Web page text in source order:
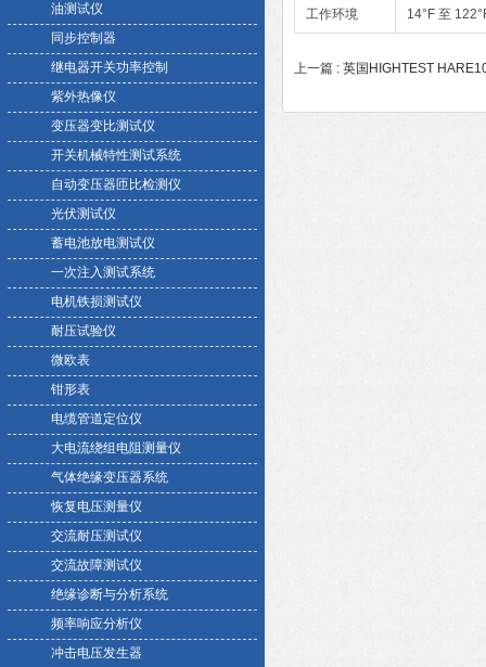
油测试仪
同步控制器
继电器开关功率控制
紫外热像仪
变压器变比测试仪
开关机械特性测试系统
自动变压器匝比检测仪
光伏测试仪
蓄电池放电测试仪
一次注入测试系统
电机铁损测试仪
耐压试验仪
微欧表
钳形表
电缆管道定位仪
大电流绕组电阻测量仪
气体绝缘变压器系统
恢复电压测量仪
交流耐压测试仪
交流故障测试仪
绝缘诊断与分析系统
频率响应分析仪
冲击电压发生器
工作环境 14°F 至
上一篇 : 英国HIGHTEST